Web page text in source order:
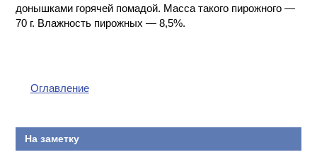
ХИМИЯ НА
ПРОИЗВОДСТВЕ
КОНТАКТЫ
донышками горячей помадой. Масса такого пирожного —
70 г. Влажность пирожных — 8,5%.
Оглавление
На заметку